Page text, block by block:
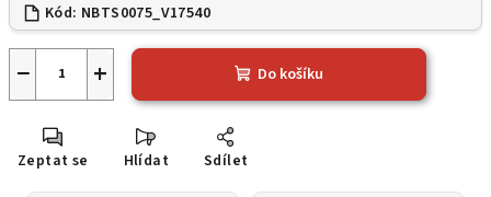
Kód: NBTS0075_V17540
+
− Do košíku
Zeptat se Hlídat Sdílet